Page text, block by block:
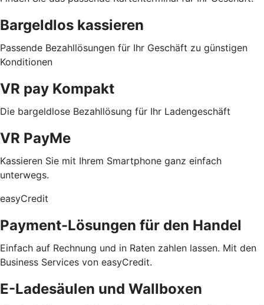
Bargeldlos kassieren
Passende Bezahllösungen für Ihr Geschäft zu günstigen
Konditionen
VR pay Kompakt
Die bargeldlose Bezahllösung für Ihr Ladengeschäft
VR PayMe
Kassieren Sie mit Ihrem Smartphone ganz einfach
unterwegs.
easyCredit
Payment-Lösungen für den Handel
Einfach auf Rechnung und in Raten zahlen lassen. Mit den
Business Services von easyCredit.
E-Ladesäulen und Wallboxen